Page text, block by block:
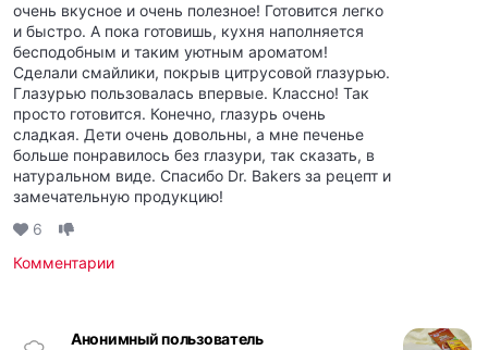
очень вкусное и очень полезное! Готовится легко
и быстро. А пока готовишь, кухня наполняется
бесподобным и таким уютным ароматом!
Сделали смайлики, покрыв цитрусовой глазурью.
Глазурью пользовалась впервые. Классно! Так
просто готовится. Конечно, глазурь очень
сладкая. Дети очень довольны, а мне печенье
больше понравилось без глазури, так сказать, в
натуральном виде. Спасибо Dr. Bakers за рецепт и
замечательную продукцию!
6
Комментарии
Анонимный пользователь